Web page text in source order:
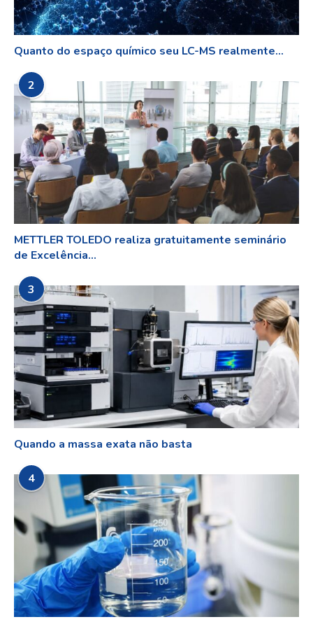
Quanto do espaço químico seu LC-MS realmente...
2
METTLER TOLEDO realiza gratuitamente seminário
de Excelência...
3
Quando a massa exata não basta
4